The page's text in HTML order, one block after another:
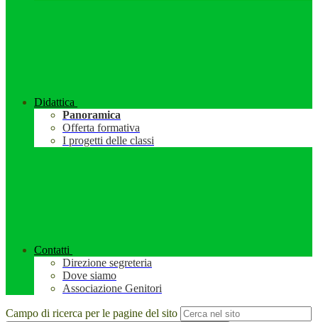
Didattica
Panoramica
Offerta formativa
I progetti delle classi
Contatti
Direzione segreteria
Dove siamo
Associazione Genitori
Campo di ricerca per le pagine del sito